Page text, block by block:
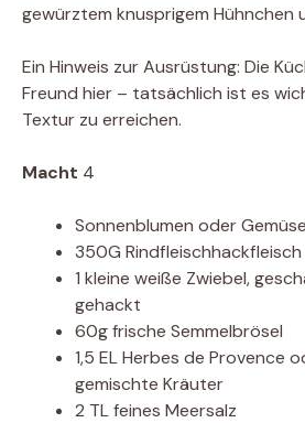
gewürztem knusprigem Hühnchen
Ein Hinweis zur Ausrüstung: Die
Freund hier – tatsächlich ist es
Textur zu erreichen.
Macht 4
Sonnenblumen oder
350G Rindfleischhackfleisch
1 kleine weiße Zwiebel,
gehackt
60g frische Semmelbrösel
1,5 EL Herbes de Provence
gemischte Kräuter
2 TL feines Meersalz